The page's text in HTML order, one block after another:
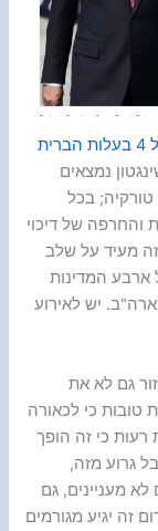
היחסים של 4 בעלות הברית
נמצאים
בכל
והחרפה של דיכוי
זה מעיד על שלב
המדינות
יש לאירוע
גם לא את
טובות כי לכאורה
כי זה הופך
גרוע מזה,
מעניינים, גם
זה יגיע מגורמים